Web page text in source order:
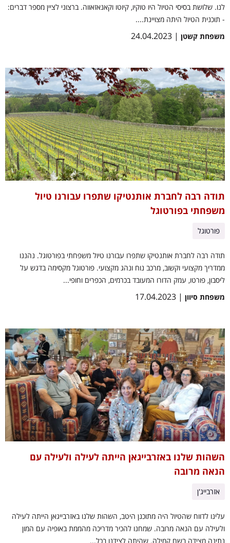
לנו. שלושת בסיסי הטיול היו טוקיו, קיוטו וקאנאזאווה. ברצוני לציין מספר דברים:
- תוכנית הטיול היתה מצויינת....
משפחת קשטן | 24.04.2023
תודה רבה לחברת אותנטיקו שתפרו עבורנו טיול
משפחתי בפורטוגל
פורטוגל
תודה רבה לחברת אותנטיקו שתפרו עבורנו טיול משפחתי בפורטוגל. נהננו
ממדריך מקצועי וקשוב, מרכב נוח ונהג מקצועי. פורטוגל מקסימה בדגש על
ליסבון, פורטו, עמק הדורו המעובד בכרמים, הכפרים וחופי...
משפחת סיוון | 17.04.2023
השהות שלנו באזרבייגאן הייתה לעילה ולעילה עם
הנאה מרובה
אזרבייג'ן
עלינו לדווח שהטיול היה מתוכנן היטב, השהות שלנו באזרבייגאן הייתה לעילה
ולעילה עם הנאה מרובה. שמחנו להכיר מדריכה מהממת באופיה עם המון
נתינה מצידה בשם קמילה. שהיתה לצידנו בכל...